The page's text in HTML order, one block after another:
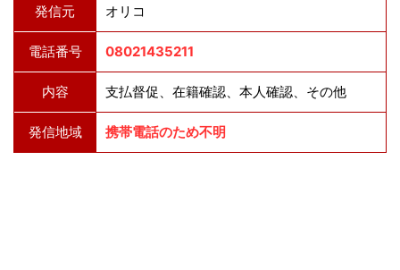
発信元 オリコ
電話番号 08021435211
内容 支払督促、在籍確認、本人確認、その他
発信地域 携帯電話のため不明